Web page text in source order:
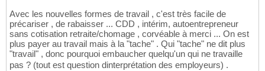
Avec les nouvelles formes de travail , c'est très facile de
précariser , de rabaisser ... CDD , intérim, autoentrepreneur
sans cotisation retraite/chomage , corvéable à merci ... On est
plus payer au travail mais à la "tache" . Qui "tache" ne dit plus
"travail" , donc pourquoi embaucher quelqu'un qui ne travaille
pas ? (tout est question dinterprétation des employeurs) .